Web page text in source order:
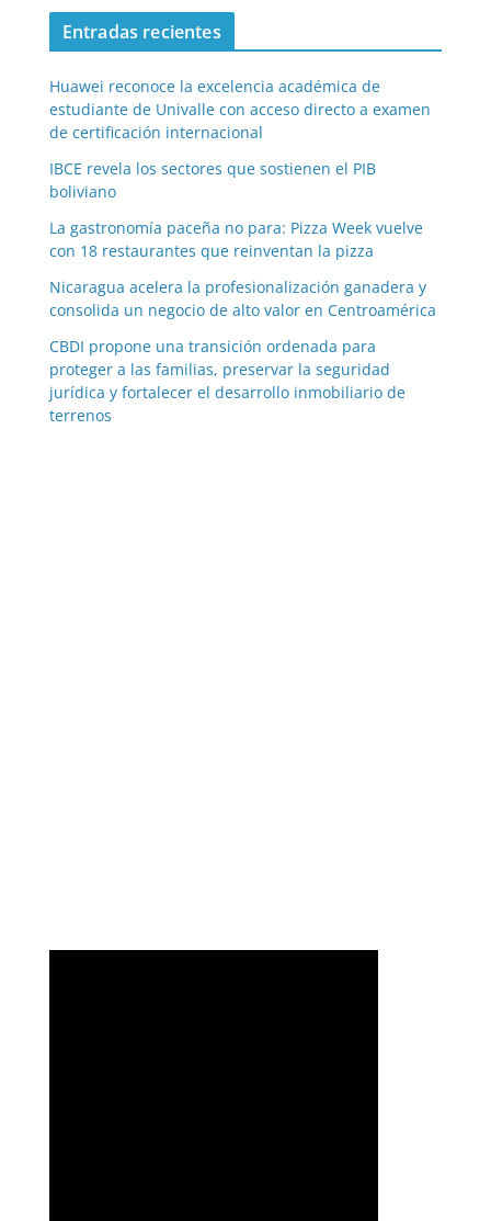
Entradas recientes
Huawei reconoce la excelencia académica de
estudiante de Univalle con acceso directo a examen
de certificación internacional
IBCE revela los sectores que sostienen el PIB
boliviano
La gastronomía paceña no para: Pizza Week vuelve
con 18 restaurantes que reinventan la pizza
Nicaragua acelera la profesionalización ganadera y
consolida un negocio de alto valor en Centroamérica
CBDI propone una transición ordenada para
proteger a las familias, preservar la seguridad
jurídica y fortalecer el desarrollo inmobiliario de
terrenos